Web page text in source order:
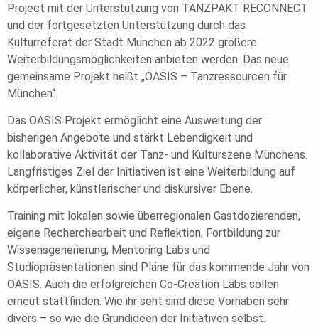
Project mit der Unterstützung von TANZPAKT RECONNECT
und der fortgesetzten Unterstützung durch das
Kulturreferat der Stadt München ab 2022 größere
Weiterbildungsmöglichkeiten anbieten werden. Das neue
gemeinsame Projekt heißt „OASIS – Tanzressourcen für
München“.
Das OASIS Projekt ermöglicht eine Ausweitung der
bisherigen Angebote und stärkt Lebendigkeit und
kollaborative Aktivität der Tanz- und Kulturszene Münchens.
Langfristiges Ziel der Initiativen ist eine Weiterbildung auf
körperlicher, künstlerischer und diskursiver Ebene.
Training mit lokalen sowie überregionalen Gastdozierenden,
eigene Recherchearbeit und Reflektion, Fortbildung zur
Wissensgenerierung, Mentoring Labs und
Studiopräsentationen sind Pläne für das kommende Jahr von
OASIS. Auch die erfolgreichen Co-Creation Labs sollen
erneut stattfinden. Wie ihr seht sind diese Vorhaben sehr
divers – so wie die Grundideen der Initiativen selbst.